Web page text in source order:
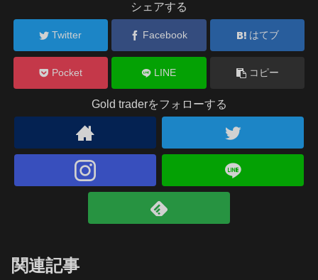
シェアする
Twitter Facebook はてブ
Pocket LINE コピー
Gold traderをフォローする
関連記事